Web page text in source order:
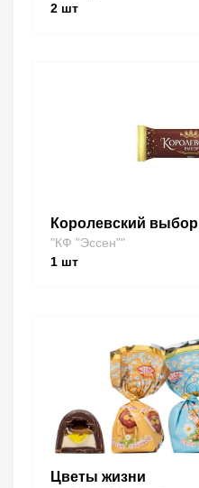
2 шт
Королевский выбор
"КФ "Эссен""
1 шт
Цветы жизни